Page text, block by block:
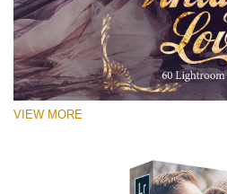
VIEW MORE